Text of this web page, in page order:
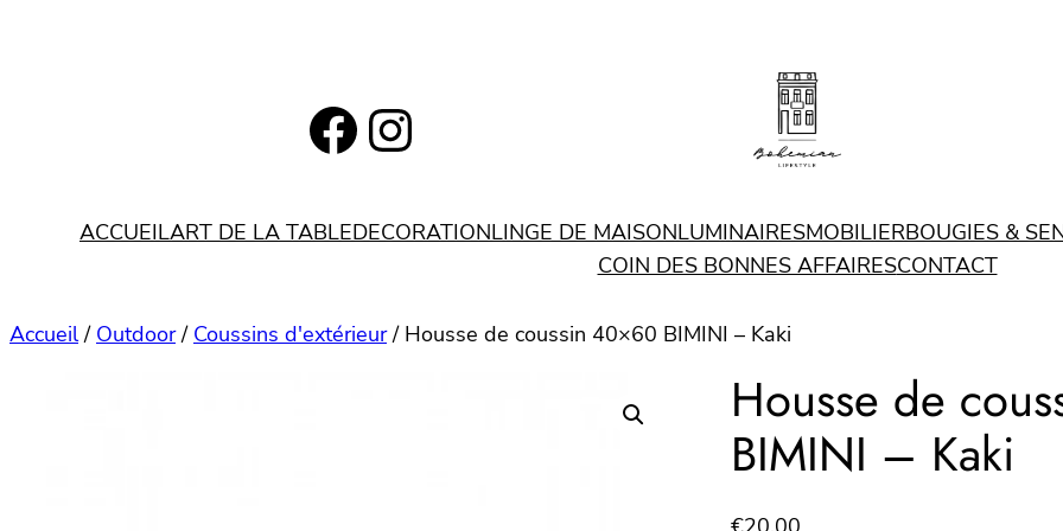
https://www.facebook.com/bohemianlifestyle.be Instagram
ACCUEILART DE LA TABLEDECORATIONLINGE DE MAISONLUMINAIRESMOBILIERBOUGIES &
COIN DES BONNES AFFAIRESCONTACT
Accueil/ Outdoor/ Coussins d'extérieur/ Housse de coussin 40×60 BIMINI – Kaki
Housse de
BIMINI – Kaki